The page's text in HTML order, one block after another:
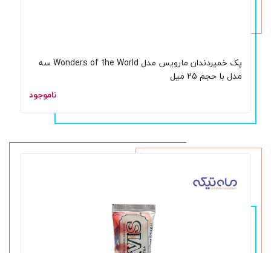
پک خمیردندان مارویس مدل Wonders of the World سه
مدل با حجم 25 میل
ناموجود